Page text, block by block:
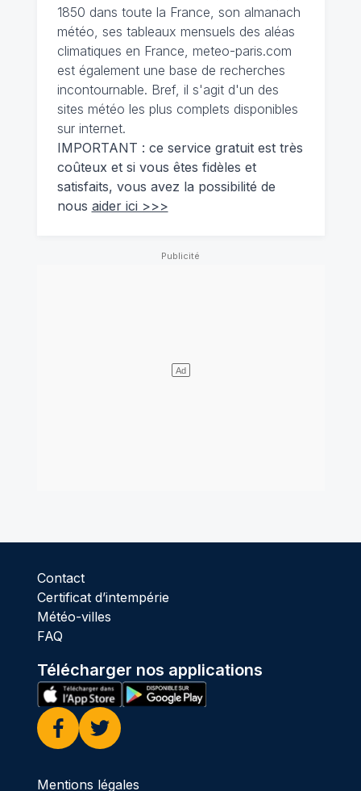
1850 dans toute la France, son almanach
météo, ses tableaux mensuels des aléas
climatiques en France, meteo-paris.com
est également une base de recherches
incontournable. Bref, il s'agit d'un des
sites météo les plus complets disponibles
sur internet.
IMPORTANT : ce service gratuit est très
coûteux et si vous êtes fidèles et
satisfaits, vous avez la possibilité de
nous aider ici >>>
Contact
Certificat d’intempérie
Météo-villes
FAQ
Télécharger nos applications
Facebook
Twitter
Mentions légales